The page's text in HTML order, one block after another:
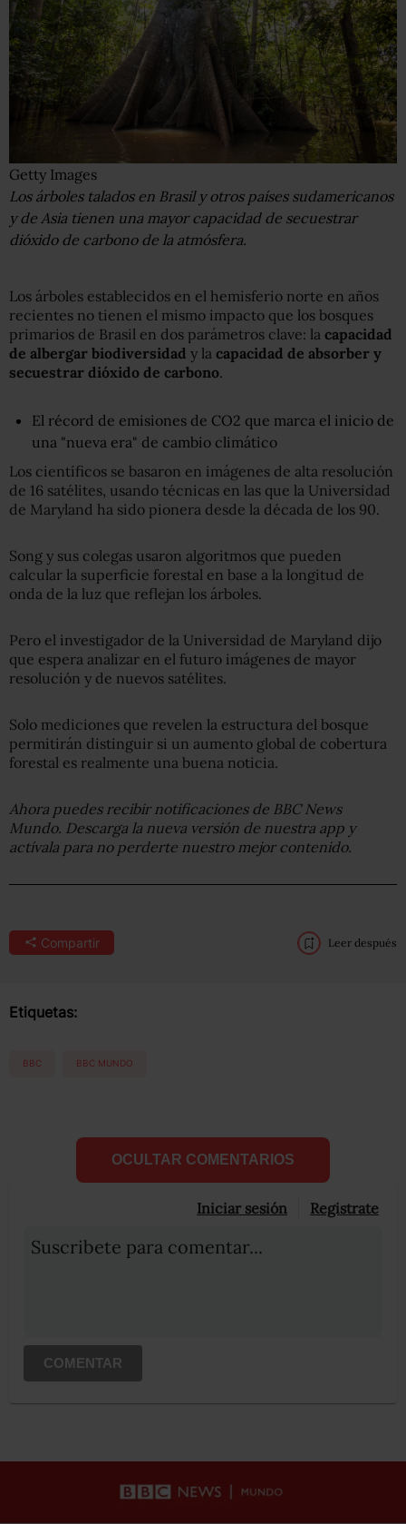
Getty Images
Los árboles talados en Brasil y otros países sudamericanos
y de Asia tienen una mayor capacidad de secuestrar
dióxido de carbono de la atmósfera.
Los árboles establecidos en el hemisferio norte en años
recientes no tienen el mismo impacto que los bosques
primarios de Brasil en dos parámetros clave: la capacidad
de albergar biodiversidad y la capacidad de absorber y
secuestrar dióxido de carbono.
El récord de emisiones de CO2 que marca el inicio de
una "nueva era" de cambio climático
Los científicos se basaron en imágenes de alta resolución
de 16 satélites, usando técnicas en las que la Universidad
de Maryland ha sido pionera desde la década de los 90.
Song y sus colegas usaron algoritmos que pueden
calcular la superficie forestal en base a la longitud de
onda de la luz que reflejan los árboles.
Pero el investigador de la Universidad de Maryland dijo
que espera analizar en el futuro imágenes de mayor
resolución y de nuevos satélites.
Solo mediciones que revelen la estructura del bosque
permitirán distinguir si un aumento global de cobertura
forestal es realmente una buena noticia.
Ahora puedes recibir notificaciones de BBC News
Mundo. Descarga la nueva versión de nuestra app y
actívala para no perderte nuestro mejor contenido.
Compartir Leer después
Etiquetas:
BBC BBC MUNDO
OCULTAR COMENTARIOS
Iniciar sesión Registrate
Suscribete para comentar...
COMENTAR